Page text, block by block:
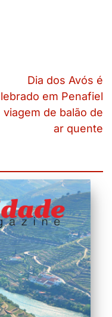
Dia dos Avós é
em Penafiel
viagem de balão de
ar quente